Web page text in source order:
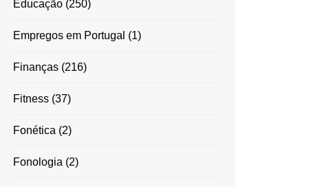
Educação(250)
Empregos em Portugal (1)
Finanças(216)
Fitness(37)
Fonética (2)
Fonologia (2)